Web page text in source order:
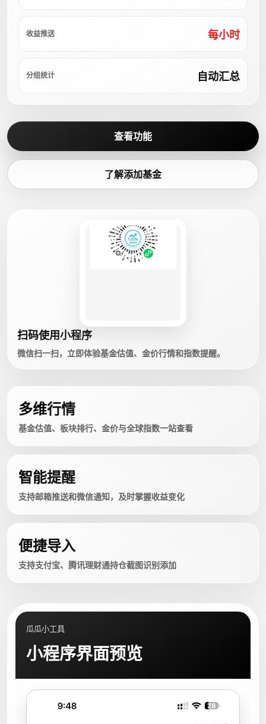
收益推送 每小时
分组统计 自动汇总
查看功能
了解添加基金
扫码使用小程序
微信扫一扫，立即体验基金估值、金价行情和指数提醒。
多维行情
基金估值、板块排行、金价与全球指数一站查看
智能提醒
支持邮箱推送和微信通知，及时掌握收益变化
便捷导入
支持支付宝、腾讯理财通持仓截图识别添加
瓜瓜小工具
小程序界面预览